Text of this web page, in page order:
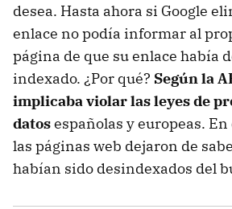
desea. Hasta ahora si Google
enlace no podía informar al
página de que su enlace había
indexado. ¿Por qué? Según la
implicaba violar las leyes de
datosespañolas y europeas.
las páginas web dejaron de
habían sido desindexados del